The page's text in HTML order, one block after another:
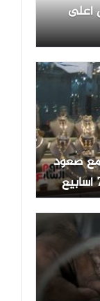
أعلى
100 جنيه مع صعود